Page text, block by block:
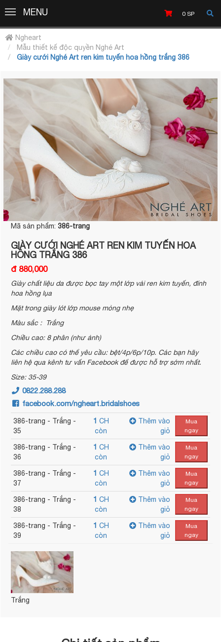
0 SP
MENUMENU
Ngheart
Mẫu thiết kế độc quyền Nghé Art
Giày cưới Nghé Art ren kim tuyến hoa hồng trắng 386
Mã sản phẩm: 386-trang
GIÀY CƯỚI NGHÉ ART REN KIM TUYẾN HOA
HỒNG TRẮNG 386
đ 880,000
Giày chất liệu da được bọc tay một lớp vải ren kim tuyến, đính
hoa hồng lụa
Mặt trong giày lót lớp mouse mỏng nhẹ
Màu sắc : Trắng
Chiều cao: 8 phân (như ảnh)
Các chiều cao có thể yêu cầu: bệt/4p/6p/10p. Các bạn hãy
liên hệ qua kênh tư vấn Facebook để được hỗ trợ sớm nhất.
Size: 35-39
0822.288.288
facebook.com/ngheart.bridalshoes
386-trang - Trắng -
35
1 CH
còn
Thêm vào
giỏ
Mua
ngay
386-trang - Trắng -
36
1 CH
còn
Thêm vào
giỏ
Mua
ngay
386-trang - Trắng -
37
1 CH
còn
Thêm vào
giỏ
Mua
ngay
386-trang - Trắng -
38
1 CH
còn
Thêm vào
giỏ
Mua
ngay
386-trang - Trắng -
39
1 CH
còn
Thêm vào
giỏ
Mua
ngay
Trắng